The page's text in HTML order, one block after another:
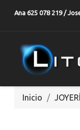
Ana 625 078 219 /
Inicio